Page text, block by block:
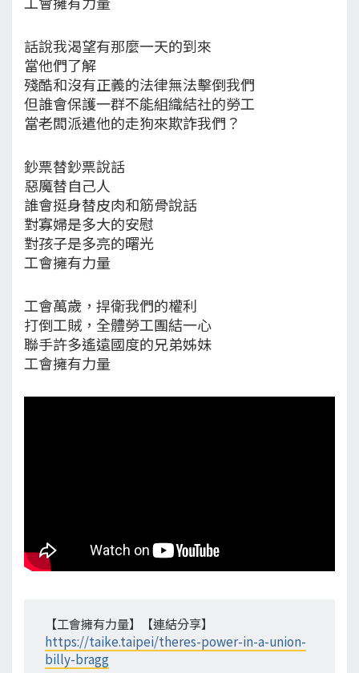
話說我渴望有那麼一天的到來
當他們了解
殘酷和沒有正義的法律無法擊倒我們
但誰會保護一群不能組織結社的勞工
當老闆派遣他的走狗來欺詐我們？
鈔票替鈔票說話
惡魔替自己人
誰會挺身替皮肉和筋骨說話
對寡婦是多大的安慰
對孩子是多亮的曙光
工會擁有力量
工會萬歲，捍衛我們的權利
打倒工賊，全體勞工團結一心
聯手許多遙遠國度的兄弟姊妹
工會擁有力量
【工會擁有力量】【連結分享】
https://taike.taipei/theres-power-in-a-union-
billy-bragg